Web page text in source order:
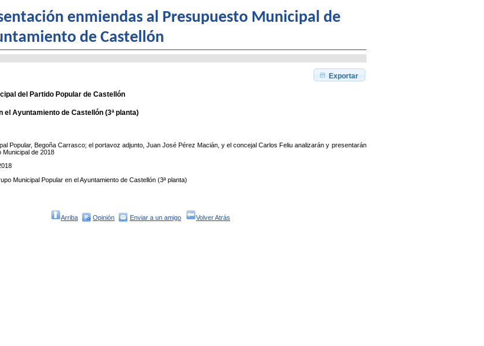
enmiendas al Presupuesto Municipal de
de Castellón
Exportar
del Partido Popular de Castellón
el Ayuntamiento de Castellón (3ª planta)
Popular, Begoña Carrasco; el portavoz adjunto, Juan José Pérez Macián, y el concejal Carlos Feliu analizarán y presentarán
Municipal de 2018
Municipal Popular en el Ayuntamiento de Castellón (3ª planta)
Arriba Opinión Enviar a un amigo Volver Atrás